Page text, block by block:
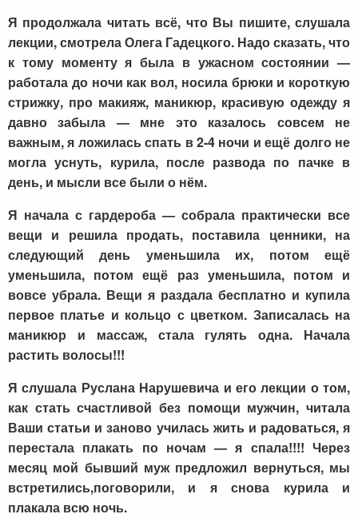
Я продолжала читать всё, что Вы пишите, слушала
лекции, смотрела Олега Гадецкого. Надо сказать, что
к тому моменту я была в ужасном состоянии —
работала до ночи как вол, носила брюки и короткую
стрижку, про макияж, маникюр, красивую одежду я
давно забыла — мне это казалось совсем не
важным, я ложилась спать в 2-4 ночи и ещё долго не
могла уснуть, курила, после развода по пачке в
день, и мысли все были о нём.
Я начала с гардероба — собрала практически все
вещи и решила продать, поставила ценники, на
следующий день уменьшила их, потом ещё
уменьшила, потом ещё раз уменьшила, потом и
вовсе убрала. Вещи я раздала бесплатно и купила
первое платье и кольцо с цветком. Записалась на
маникюр и массаж, стала гулять одна. Начала
растить волосы!!!
Я слушала Руслана Нарушевича и его лекции о том,
как стать счастливой без помощи мужчин, читала
Ваши статьи и заново училась жить и радоваться, я
перестала плакать по ночам — я спала!!!! Через
месяц мой бывший муж предложил вернуться, мы
встретились,поговорили, и я снова курила и
плакала всю ночь.